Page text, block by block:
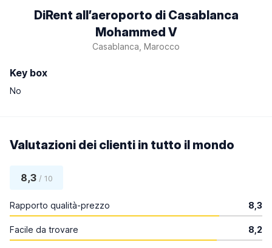
DiRent all’aeroporto di Casablanca
Mohammed V
Casablanca, Marocco
Key box
No
Valutazioni dei clienti in tutto il mondo
8,3/ 10
Rapporto qualità-prezzo 8,3
Facile da trovare 8,2